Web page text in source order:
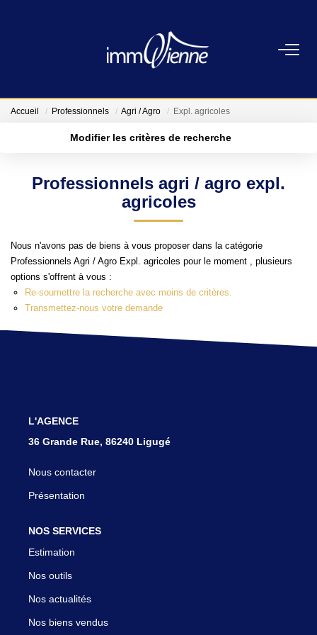
ACHETER
LOUER
L'AGENCE
NOS SERVICES
Accueil Professionnels Agri / Agro Expl. agricoles
Modifier les critères de recherche
Type de bien
Surface min
Créer une alerte
Professionnels agri / agro expl.
agricoles
Nous n'avons pas de biens à vous proposer dans la catégorie
Professionnels Agri / Agro Expl. agricoles pour le moment , plusieurs
options s'offrent à vous :
Re-soumettre la recherche avec moins de critères.
Transmettez-nous votre demande
L'AGENCE
36 Grande Rue, 86240 Ligugé
Nous contacter
Présentation
NOS SERVICES
Estimation
Nos outils
Nos actualités
Nos biens vendus